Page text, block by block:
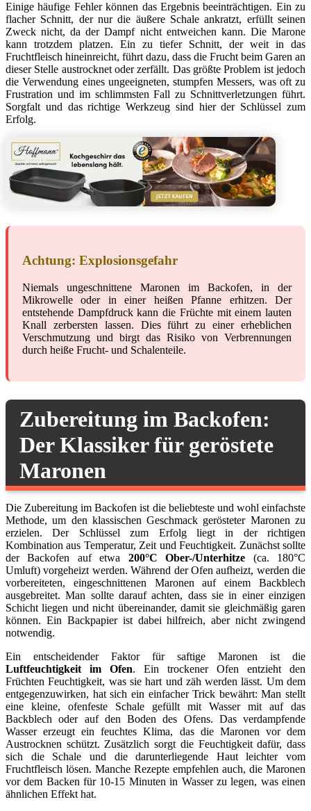
Einige häufige Fehler können das Ergebnis beeinträchtigen. Ein zu
flacher Schnitt, der nur die äußere Schale ankratzt, erfüllt seinen
Zweck nicht, da der Dampf nicht entweichen kann. Die Marone
kann trotzdem platzen. Ein zu tiefer Schnitt, der weit in das
Fruchtfleisch hineinreicht, führt dazu, dass die Frucht beim Garen an
dieser Stelle austrocknet oder zerfällt. Das größte Problem ist jedoch
die Verwendung eines ungeeigneten, stumpfen Messers, was oft zu
Frustration und im schlimmsten Fall zu Schnittverletzungen führt.
Sorgfalt und das richtige Werkzeug sind hier der Schlüssel zum
Erfolg.
Achtung: Explosionsgefahr
Niemals ungeschnittene Maronen im Backofen, in der
Mikrowelle oder in einer heißen Pfanne erhitzen. Der
entstehende Dampfdruck kann die Früchte mit einem lauten
Knall zerbersten lassen. Dies führt zu einer erheblichen
Verschmutzung und birgt das Risiko von Verbrennungen
durch heiße Frucht- und Schalenteile.
Zubereitung im Backofen:
Der Klassiker für geröstete
Maronen
Die Zubereitung im Backofen ist die beliebteste und wohl einfachste
Methode, um den klassischen Geschmack gerösteter Maronen zu
erzielen. Der Schlüssel zum Erfolg liegt in der richtigen
Kombination aus Temperatur, Zeit und Feuchtigkeit. Zunächst sollte
der Backofen auf etwa 200°C Ober-/Unterhitze (ca. 180°C
Umluft) vorgeheizt werden. Während der Ofen aufheizt, werden die
vorbereiteten, eingeschnittenen Maronen auf einem Backblech
ausgebreitet. Man sollte darauf achten, dass sie in einer einzigen
Schicht liegen und nicht übereinander, damit sie gleichmäßig garen
können. Ein Backpapier ist dabei hilfreich, aber nicht zwingend
notwendig.
Ein entscheidender Faktor für saftige Maronen ist die
Luftfeuchtigkeit im Ofen. Ein trockener Ofen entzieht den
Früchten Feuchtigkeit, was sie hart und zäh werden lässt. Um dem
entgegenzuwirken, hat sich ein einfacher Trick bewährt: Man stellt
eine kleine, ofenfeste Schale gefüllt mit Wasser mit auf das
Backblech oder auf den Boden des Ofens. Das verdampfende
Wasser erzeugt ein feuchtes Klima, das die Maronen vor dem
Austrocknen schützt. Zusätzlich sorgt die Feuchtigkeit dafür, dass
sich die Schale und die darunterliegende Haut leichter vom
Fruchtfleisch lösen. Manche Rezepte empfehlen auch, die Maronen
vor dem Backen für 10-15 Minuten in Wasser zu legen, was einen
ähnlichen Effekt hat.